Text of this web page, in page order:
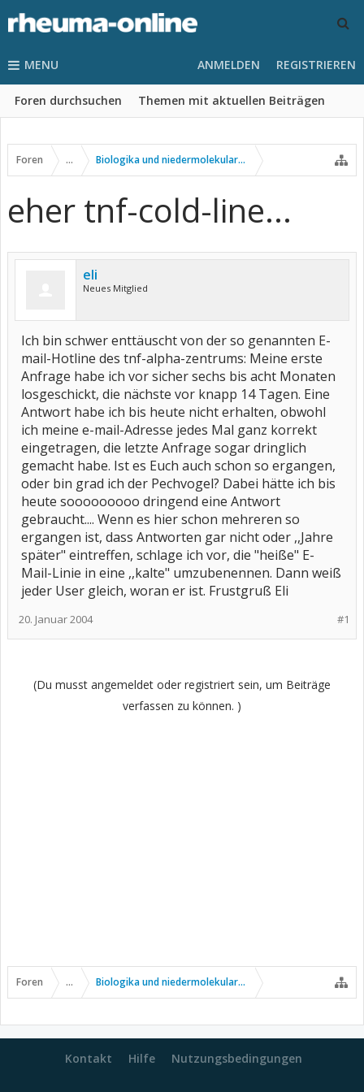
MENU
Foren durchsuchen Themen mit aktuellen Beiträgen
ANMELDEN REGISTRIEREN
Foren ... Biologika und niedermolekulare Wirkstoffe
eher tnf-cold-line...
eli
Neues Mitglied
Ich bin schwer enttäuscht von der so genannten E-
mail-Hotline des tnf-alpha-zentrums: Meine erste
Anfrage habe ich vor sicher sechs bis acht Monaten
losgeschickt, die nächste vor knapp 14 Tagen. Eine
Antwort habe ich bis heute nicht erhalten, obwohl
ich meine e-mail-Adresse jedes Mal ganz korrekt
eingetragen, die letzte Anfrage sogar dringlich
gemacht habe. Ist es Euch auch schon so ergangen,
oder bin grad ich der Pechvogel? Dabei hätte ich bis
heute sooooooooo dringend eine Antwort
gebraucht.... Wenn es hier schon mehreren so
ergangen ist, dass Antworten gar nicht oder ,,Jahre
später" eintreffen, schlage ich vor, die "heiße" E-
Mail-Linie in eine ,,kalte" umzubenennen. Dann weiß
jeder User gleich, woran er ist. Frustgruß Eli
#1
20. Januar 2004
(Du musst angemeldet oder registriert sein, um Beiträge
verfassen zu können. )
Foren ... Biologika und niedermolekulare Wirkstoffe
Kontakt Hilfe Nutzungsbedingungen